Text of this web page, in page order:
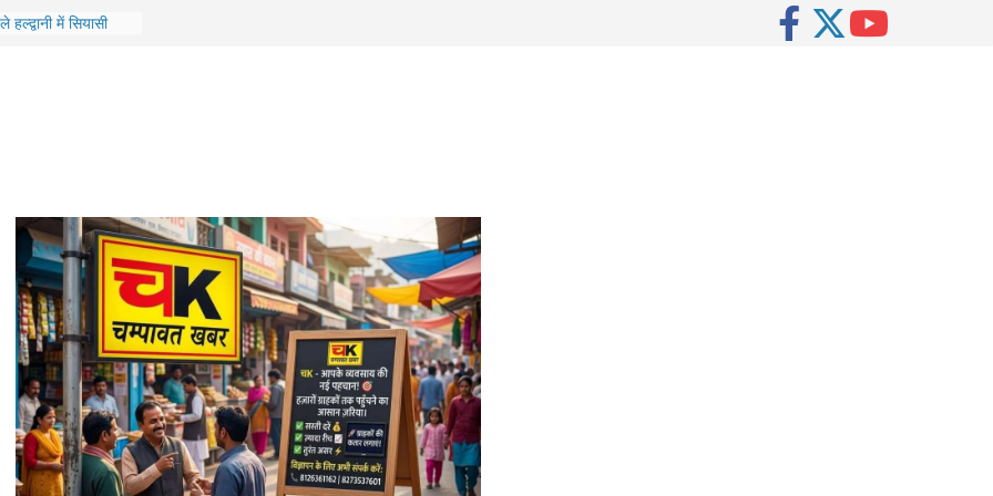
में जमीन, CM धामी
स्वाला क्षेत्र का
कार्यों का
10.47 करोड़ से
की कवायद तेज,